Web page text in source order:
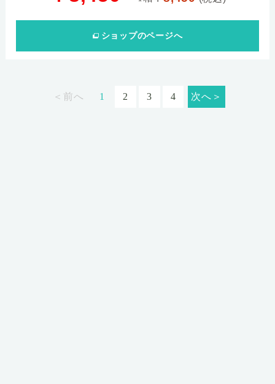
ショップのページへ
＜前へ 1 2 3 4 次へ＞